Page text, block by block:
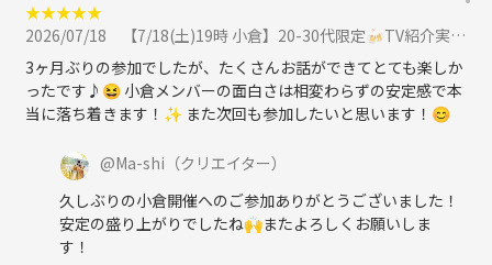
★★★★★
2026/07/18
【7/18(土)19時 小倉】20-30代限定🍻TV紹介実績No.1！居酒屋飲み会で友達作り／満席続出！に参加
3ヶ月ぶりの参加でしたが、たくさんお話ができてとても楽しか
ったです♪😆 小倉メンバーの面白さは相変わらずの安定感で本
当に落ち着きます！✨ また次回も参加したいと思います！😊
@Ma-shi （クリエイター）
久しぶりの小倉開催へのご参加ありがとうございました！
安定の盛り上がりでしたね🙌またよろしくお願いしま
す！